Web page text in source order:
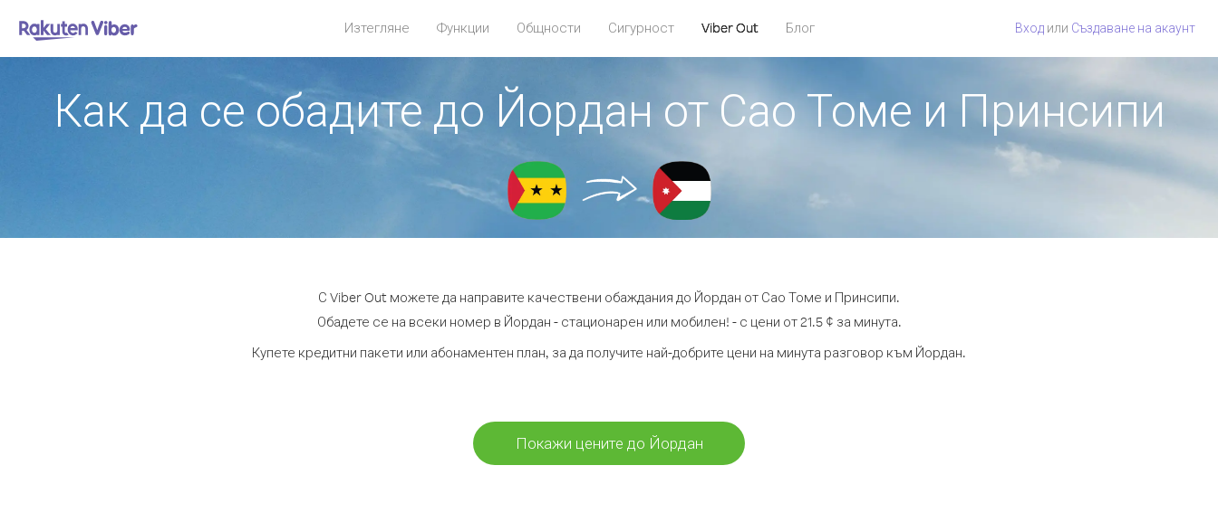
Изтегляне Функции Общности Сигурност Viber Out Блог Вход или Създаване на акаунт
Как да се обадите до Йордан от Сао Томе и Принсипи
С Viber Out можете да направите качествени обаждания до Йордан от Сао Томе и Принсипи.
Обадете се на всеки номер в Йордан - стационарен или мобилен! - с цени от 21.5 ¢ за минута.
Купете кредитни пакети или абонаментен план, за да получите най-добрите цени на минута разговор към Йордан.
Покажи цените до Йордан